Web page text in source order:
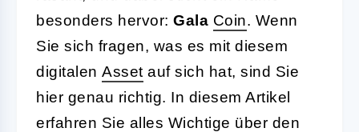
besonders hervor: Gala Coin. Wenn
Sie sich fragen, was es mit diesem
digitalen Asset auf sich hat, sind Sie
hier genau richtig. In diesem Artikel
erfahren Sie alles Wichtige über den